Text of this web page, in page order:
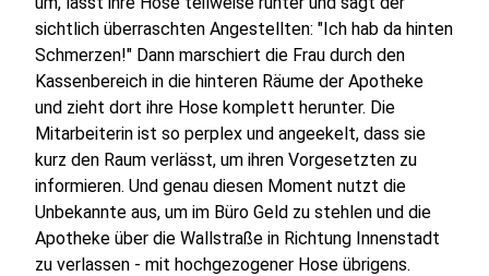
sichtlich überraschten Angestellten: "Ich hab da hinten
Schmerzen!" Dann marschiert die Frau durch den
Kassenbereich in die hinteren Räume der Apotheke
und zieht dort ihre Hose komplett herunter. Die
Mitarbeiterin ist so perplex und angeekelt, dass sie
kurz den Raum verlässt, um ihren Vorgesetzten zu
informieren. Und genau diesen Moment nutzt die
Unbekannte aus, um im Büro Geld zu stehlen und die
Apotheke über die Wallstraße in Richtung Innenstadt
zu verlassen - mit hochgezogener Hose übrigens.